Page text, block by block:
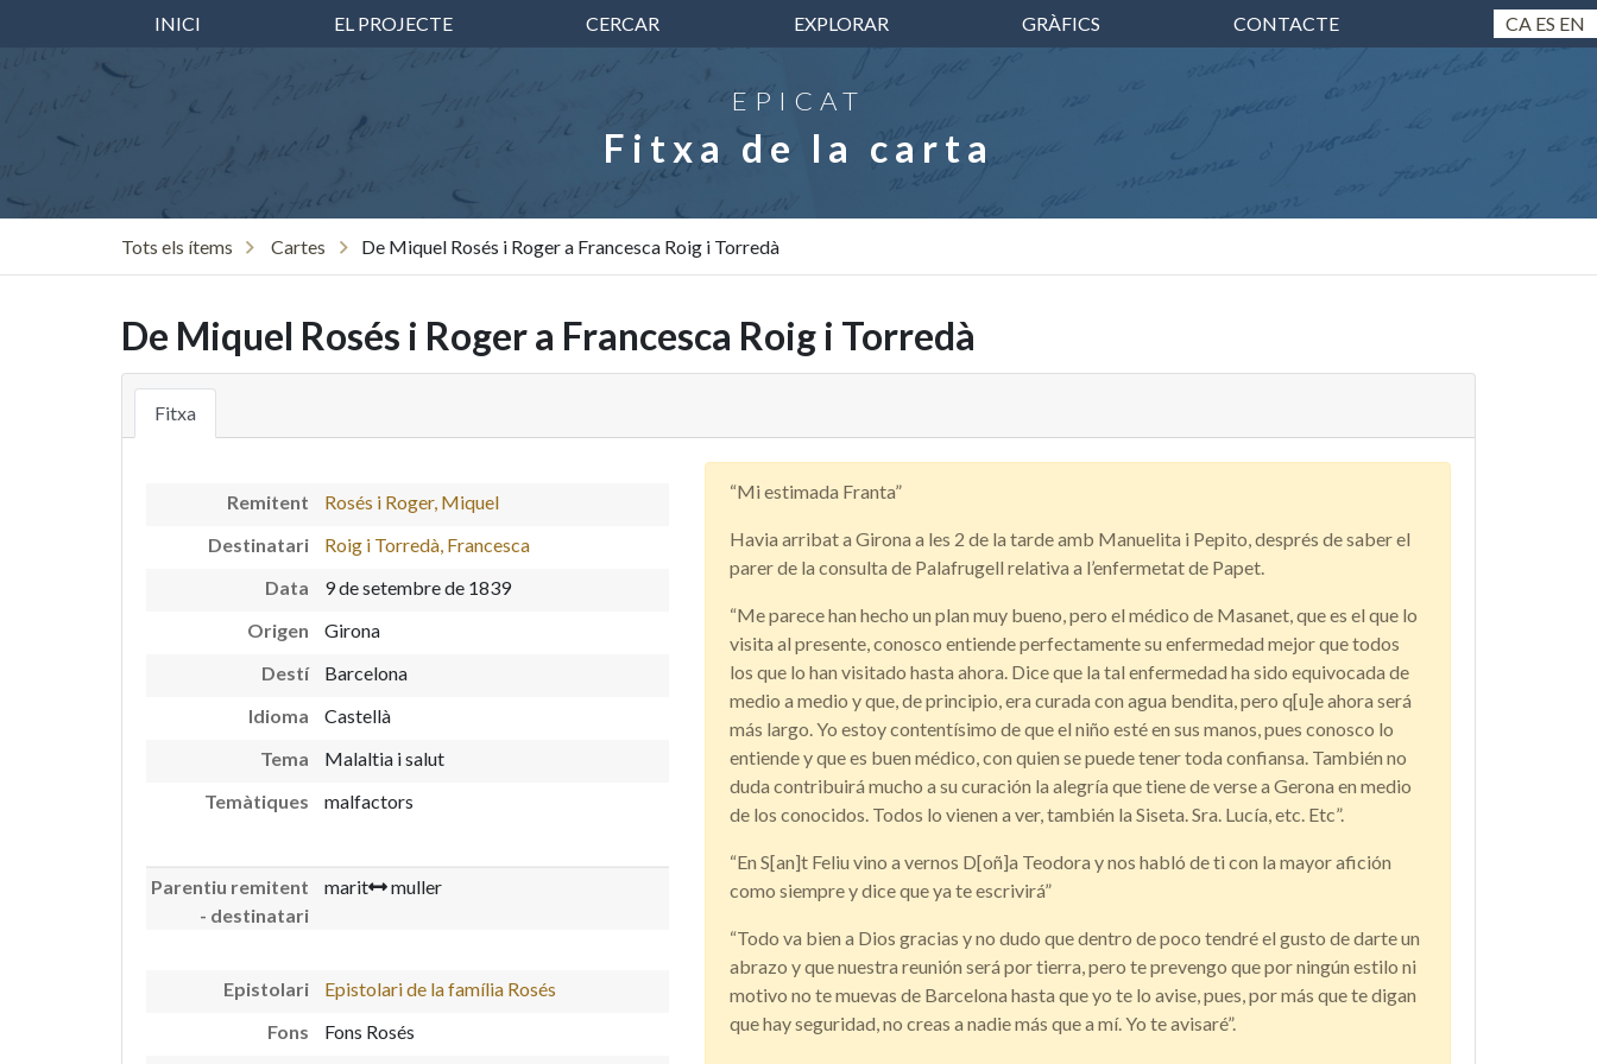
INICI EL PROJECTE CERCAR EXPLORAR GRÀFICS CONTACTE CA ES EN
EPICAT
Fitxa de la carta
Tots els ítems Cartes De Miquel Rosés i Roger a Francesca Roig i Torredà
De Miquel Rosés i Roger a Francesca Roig i Torredà
Fitxa
Remitent
Rosés i Roger, Miquel
Destinatari
Roig i Torredà, Francesca
Data
9 de setembre de 1839
Origen
Girona
Destí
Barcelona
Idioma
Castellà
Tema
Malaltia i salut
Temàtiques
malfactors
Parentiu remitent
- destinatari
marit muller
Epistolari
Epistolari de la família Rosés
Fons
Fons Rosés
“Mi estimada Franta”
Havia arribat a Girona a les 2 de la tarde amb Manuelita i Pepito, després de saber el
parer de la consulta de Palafrugell relativa a l’enfermetat de Papet.
“Me parece han hecho un plan muy bueno, pero el médico de Masanet, que es el que lo
visita al presente, conosco entiende perfectamente su enfermedad mejor que todos
los que lo han visitado hasta ahora. Dice que la tal enfermedad ha sido equivocada de
medio a medio y que, de principio, era curada con agua bendita, pero q[u]e ahora será
más largo. Yo estoy contentísimo de que el niño esté en sus manos, pues conosco lo
entiende y que es buen médico, con quien se puede tener toda confiansa. También no
duda contribuirá mucho a su curación la alegría que tiene de verse a Gerona en medio
de los conocidos. Todos lo vienen a ver, también la Siseta. Sra. Lucía, etc. Etc”.
“En S[an]t Feliu vino a vernos D[oñ]a Teodora y nos habló de ti con la mayor afición
como siempre y dice que ya te escrivirá”
“Todo va bien a Dios gracias y no dudo que dentro de poco tendré el gusto de darte un
abrazo y que nuestra reunión será por tierra, pero te prevengo que por ningún estilo ni
motivo no te muevas de Barcelona hasta que yo te lo avise, pues, por más que te digan
que hay seguridad, no creas a nadie más que a mí. Yo te avisaré”.